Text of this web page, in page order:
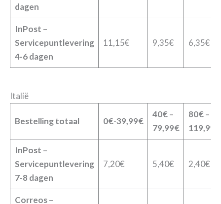
dagen
InPost –
Servicepuntlevering
4-6 dagen
11,15€ 9,35€ 6,35€
Italië
Bestelling totaal 0€-39,99€
40€ –
79,99€
80€ –
119,99€
InPost –
Servicepuntlevering
7-8 dagen
7,20€ 5,40€ 2,40€
Correos –